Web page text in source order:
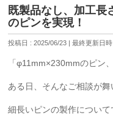
既製品なし、加工長
のピンを実現！
投稿日 : 2025/06/23 最終更新日
「φ11mm×230mmのピン
ある日、そんなご相談が舞
細長いピンの製作について